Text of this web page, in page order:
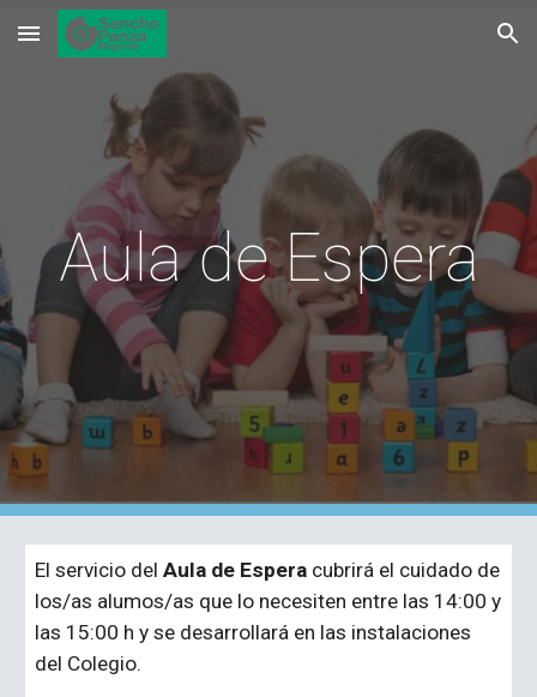
Skip to main content Skip to navigation
Aula de Espera
El servicio del Aula de Espera cubrirá el cuidado de
los/as alumos/as que lo necesiten entre las 14:00 y
las 15:00 h y se desarrollará en las instalaciones
del Colegio.